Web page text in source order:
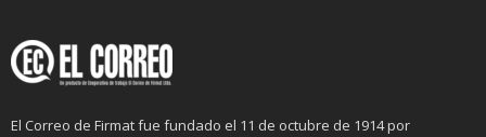
El Correo de Firmat fue fundado el 11 de octubre de 1914 por